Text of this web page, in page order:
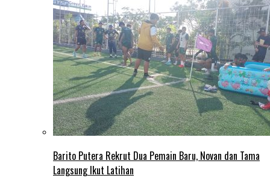
Barito Putera Rekrut Dua Pemain Baru, Novan dan Tama
Langsung Ikut Latihan